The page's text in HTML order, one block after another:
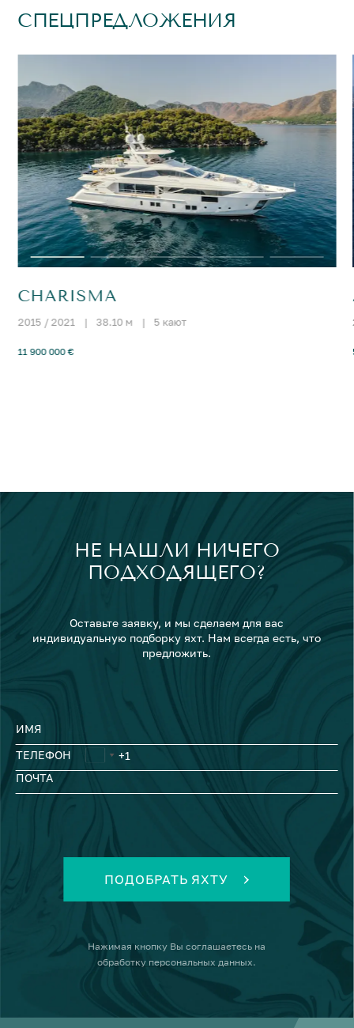
СПЕЦПРЕДЛОЖЕНИЯ
CHARISMA
2015 / 2021 | 38.10 м | 5 кают
11 900 000 €
НЕ НАШЛИ НИЧЕГО
ПОДХОДЯЩЕГО?
Оставьте заявку, и мы сделаем для вас
индивидуальную подборку яхт. Нам всегда есть, что
предложить.
ИМЯ
ТЕЛЕФОН
ПОЧТА
ПОДОБРАТЬ ЯХТУ
Нажимая кнопку Вы соглашаетесь на
обработку персональных данных.